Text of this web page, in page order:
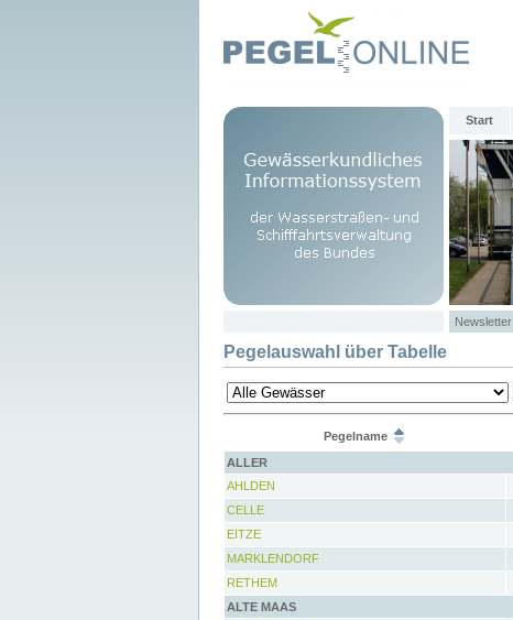
Start
Newsletter
Pegelauswahl über Tabelle
Pegelname
ALLER
AHLDEN
CELLE
EITZE
MARKLENDORF
RETHEM
ALTE MAAS